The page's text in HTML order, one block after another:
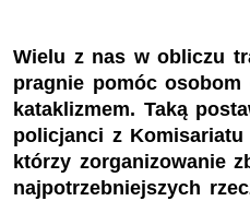
Wielu z nas w obliczu
pragnie pomóc
kataklizmem. Taką
policjanci z
którzy zorganizowanie
najpotrzebniejszych